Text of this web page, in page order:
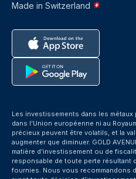
Made in Switzerland
Les investissements dans les
dans l’Union européenne ni au
précieux peuvent être volatils, et la
augmenter que diminuer. GOLD
matière d’investissement ou de
responsable de toute perte résultant
fournies. Nous vous recommandons